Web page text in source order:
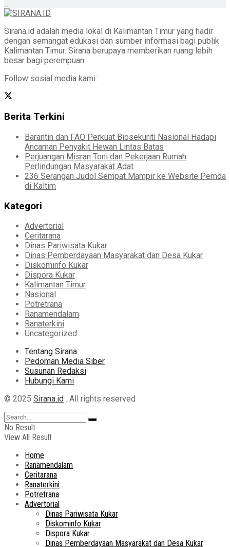
Sirana.id adalah media lokal di Kalimantan Timur yang hadir
dengan semangat edukasi dan sumber informasi bagi publik
Kalimantan Timur. Sirana berupaya memberikan ruang lebih
besar bagi perempuan.
Follow sosial media kami:
Berita Terkini
Barantin dan FAO Perkuat Biosekuriti Nasional Hadapi
Ancaman Penyakit Hewan Lintas Batas
Perjuangan Misran Toni dan Pekerjaan Rumah
Perlindungan Masyarakat Adat
236 Serangan Judol Sempat Mampir ke Website Pemda
di Kaltim
Kategori
Advertorial
Ceritarana
Dinas Pariwisata Kukar
Dinas Pemberdayaan Masyarakat dan Desa Kukar
Diskominfo Kukar
Dispora Kukar
Kalimantan Timur
Nasional
Potretrana
Ranamendalam
Ranaterkini
Uncategorized
Tentang Sirana
Pedoman Media Siber
Susunan Redaksi
Hubungi Kami
© 2025 Sirana.id . All rights reserved
No Result
View All Result
Home
Ranamendalam
Ceritarana
Ranaterkini
Potretrana
Advertorial
Dinas Pariwisata Kukar
Diskominfo Kukar
Dispora Kukar
Dinas Pemberdayaan Masyarakat dan Desa Kukar